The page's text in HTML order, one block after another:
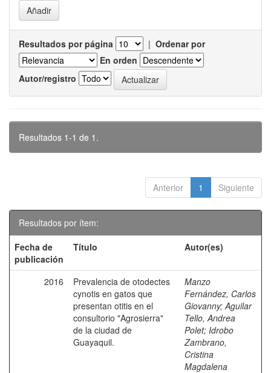
Resultados por página | Ordenar por
En orden
Autor/registro
Resultados 1-1 de 1.
Anterior 1 Siguiente
Resultados por ítem:
Fecha de
publicación
Título Autor(es)
2016
Prevalencia de otodectes
cynotis en gatos que
presentan otitis en el
consultorio "Agrosierra"
de la ciudad de
Guayaquil.
Manzo
Fernández, Carlos
Giovanny;Aguilar
Tello, Andrea
Polet; Idrobo
Zambrano,
Cristina
Magdalena